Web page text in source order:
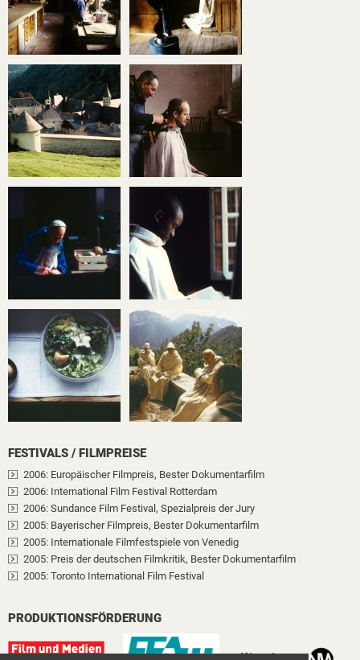
FESTIVALS / FILMPREISE
2006: Europäischer Filmpreis, Bester Dokumentarfilm
2006: International Film Festival Rotterdam
2006: Sundance Film Festival , Spezialpreis der Jury
2005: Bayerischer Filmpreis, Bester Dokumentarfilm
2005: Internationale Filmfestspiele von Venedig
2005: Preis der deutschen Filmkritik, Bester Dokumentarfilm
2005: Toronto International Film Festival
PRODUKTIONSFÖRDERUNG